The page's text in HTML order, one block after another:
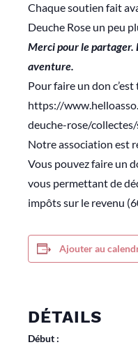
Chaque soutien fait
Deuche Rose un peu
Merci pour le partager.
aventure.
Pour faire un don
https://
deuche-rose/
Notre association est
Vous pouvez faire un
vous permettant de
impôts sur le revenu
Ajouter au
DÉTAILS
Début :